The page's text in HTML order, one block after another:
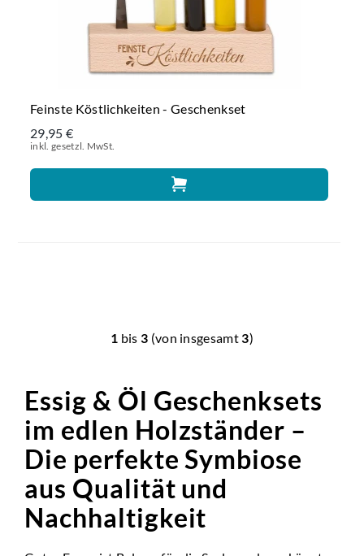
Feinste Köstlichkeiten - Geschenkset
29,95 €
inkl. gesetzl. MwSt.
1 bis 3 (von insgesamt3)
Essig & Öl Geschenksets
im edlen Holzständer –
Die perfekte Symbiose
aus Qualität und
Nachhaltigkeit